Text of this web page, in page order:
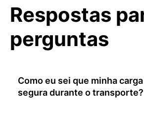
Respostas
perguntas
Como eu sei que minha
segura durante o transporte?